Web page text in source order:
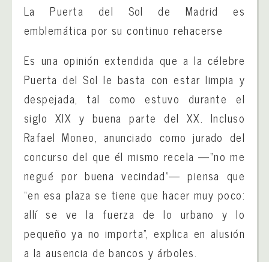
La Puerta del Sol de Madrid es
emblemática por su continuo rehacerse
Es una opinión extendida que a la célebre
Puerta del Sol le basta con estar limpia y
despejada, tal como estuvo durante el
siglo XIX y buena parte del XX. Incluso
Rafael Moneo, anunciado como jurado del
concurso del que él mismo recela —“no me
negué por buena vecindad”— piensa que
“en esa plaza se tiene que hacer muy poco:
allí se ve la fuerza de lo urbano y lo
pequeño ya no importa”, explica en alusión
a la ausencia de bancos y árboles.